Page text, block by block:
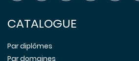
CATALOGUE
Par diplômes
Par domaines